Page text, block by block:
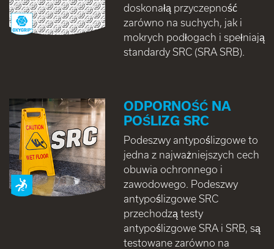
doskonałą przyczepność
zarówno na suchych, jak i
mokrych podłogach i spełniają
standardy SRC (SRA SRB).
ODPORNOŚĆ NA
POŚLIZG SRC
Podeszwy antypoślizgowe to
jedna z najważniejszych cech
obuwia ochronnego i
zawodowego. Podeszwy
antypoślizgowe SRC
przechodzą testy
antypoślizgowe SRA i SRB, są
testowane zarówno na